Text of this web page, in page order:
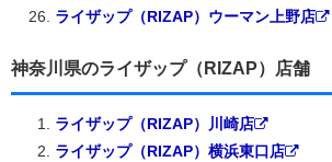
ライザップ（RIZAP）ウーマン上野店
神奈川県のライザップ（RIZAP）店舗
ライザップ（RIZAP）川崎店
ライザップ（RIZAP）横浜東口店